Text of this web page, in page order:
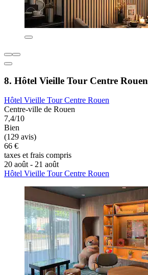
8. Hôtel Vieille Tour Centre Rouen
Hôtel Vieille Tour Centre Rouen
Centre-ville de Rouen
7,4/10
Bien
(129 avis)
66 €
taxes et frais compris
20 août - 21 août
Hôtel Vieille Tour Centre Rouen